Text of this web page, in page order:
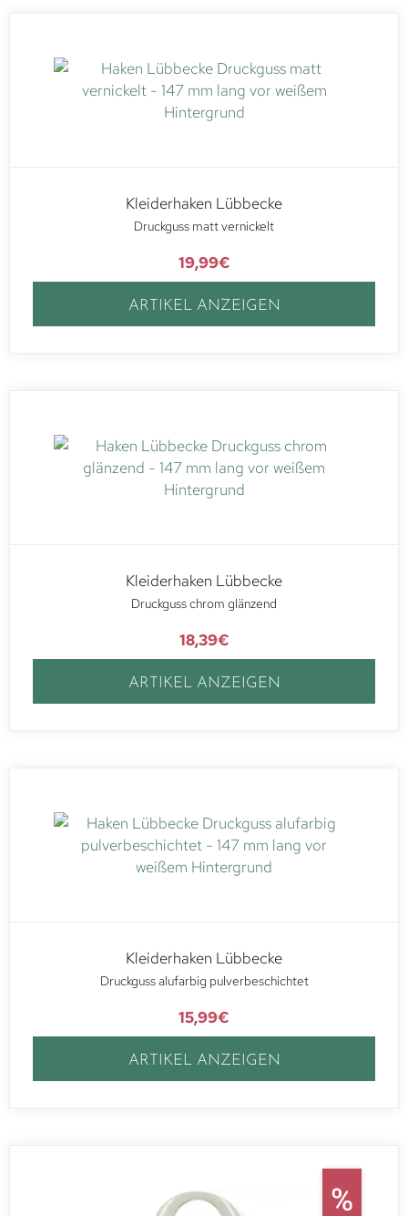
Kleiderhaken Lübbecke
Druckguss matt vernickelt
19,99€
ARTIKEL ANZEIGEN
Kleiderhaken Lübbecke
Druckguss chrom glänzend
18,39€
ARTIKEL ANZEIGEN
Kleiderhaken Lübbecke
Druckguss alufarbig pulverbeschichtet
15,99€
ARTIKEL ANZEIGEN